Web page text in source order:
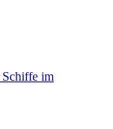
im